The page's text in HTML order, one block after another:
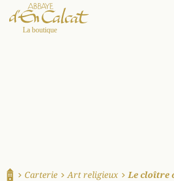
Carterie Art religieux Le cloître